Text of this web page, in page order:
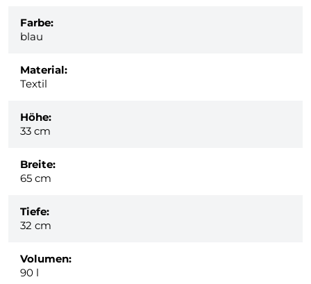
Farbe:
blau
Material:
Textil
Höhe:
33 cm
Breite:
65 cm
Tiefe:
32 cm
Volumen:
90 l